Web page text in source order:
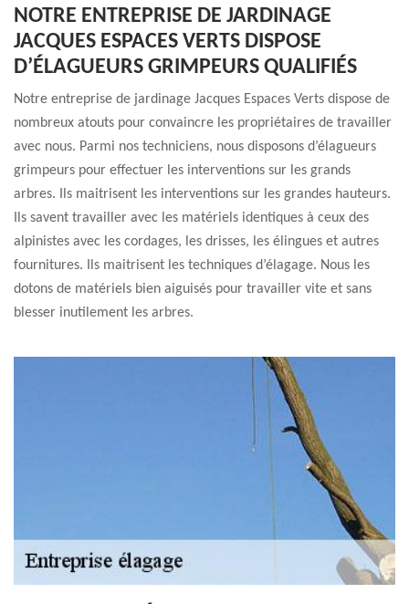
NOTRE ENTREPRISE DE JARDINAGE
JACQUES ESPACES VERTS DISPOSE
D’ÉLAGUEURS GRIMPEURS QUALIFIÉS
Notre entreprise de jardinage Jacques Espaces Verts dispose de
nombreux atouts pour convaincre les propriétaires de travailler
avec nous. Parmi nos techniciens, nous disposons d’élagueurs
grimpeurs pour effectuer les interventions sur les grands
arbres. Ils maitrisent les interventions sur les grandes hauteurs.
Ils savent travailler avec les matériels identiques à ceux des
alpinistes avec les cordages, les drisses, les élingues et autres
fournitures. Ils maitrisent les techniques d’élagage. Nous les
dotons de matériels bien aiguisés pour travailler vite et sans
blesser inutilement les arbres.